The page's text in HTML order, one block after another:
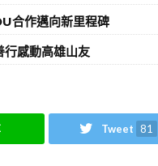
合作邁向新里程碑
感動高雄山友
Tweet 81